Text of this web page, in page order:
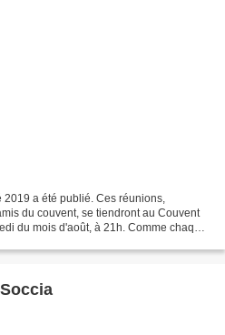
2019 a été publié. Ces réunions,
du couvent, se tiendront au Couvent
du mois d'août, à 21h. Comme chaque